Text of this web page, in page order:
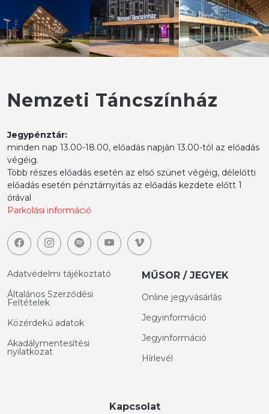
Nemzeti Táncszínház
Jegypénztár:
minden nap 13.00-18.00, előadás napján 13.00-tól az előadás
végéig.
Több részes előadás esetén az első szünet végéig, délelőtti
előadás esetén pénztárnyitás az előadás kezdete előtt 1
órával
Parkolási információ
Adatvédelmi tájékoztató
Általános Szerződési
Feltételek
Közérdekű adatok
Akadálymentesítési
nyilatkozat
MŰSOR / JEGYEK
Online jegyvásárlás
Jegyinformáció
Jegyinformáció
Hírlevél
Kapcsolat